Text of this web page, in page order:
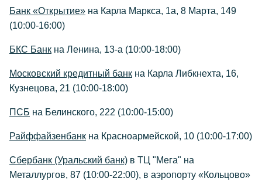
Банк «Открытие» на Карла Маркса, 1а, 8 Марта, 149
(10:00-16:00)
БКС Банк на Ленина, 13-а (10:00-18:00)
Московский кредитный банк на Карла Либкнехта, 16,
Кузнецова, 21 (10:00-18:00)
ПСБ на Белинского, 222 (10:00-15:00)
Райффайзенбанк на Красноармейской, 10 (10:00-17:00)
Сбербанк (Уральский банк) в ТЦ "Мега" на
Металлургов, 87 (10:00-22:00), в аэропорту «Кольцово»